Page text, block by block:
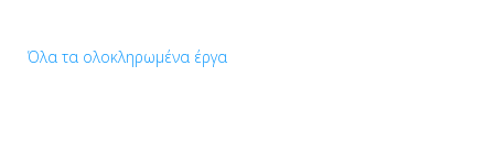
Όλα τα ολοκληρωμένα έργα